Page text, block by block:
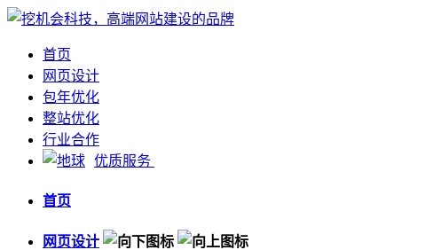
首页
网页设计
包年优化
整站优化
行业合作
优质服务
首页
网页设计